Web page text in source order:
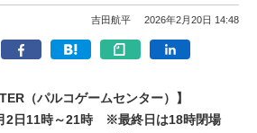
吉田航平 2026年2月20日 14:48
（パルコゲームセンター）】
2日11時～21時 ※最終日は18時閉場